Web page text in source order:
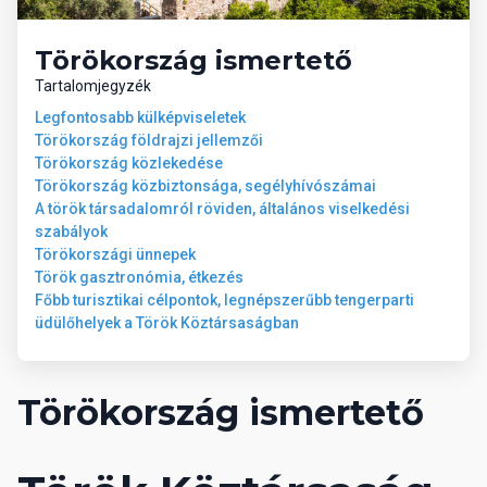
www.arsihotels.com
Wellness
● Török fürdő (hamam) € ● Szauna € ● Masszázs €
Általános információk
Repülőtértől való távolság: 120 km Legközelebbi város: Alanya (2
km) Tengerpart: homokos-aprókavicsos Tengerparttól való
távolság: 80 m Utolsó felújítás: 2018 Gyermekkedvezmény: 12.99
Törökország ismertető
Tartalomjegyzék
Legfontosabb külképviseletek
Törökország földrajzi jellemzői
Törökország közlekedése
Törökország közbiztonsága, segélyhívószámai
A török társadalomról röviden, általános viselkedési
szabályok
Törökországi ünnepek
Török gasztronómia, étkezés
Főbb turisztikai célpontok, legnépszerűbb tengerparti
üdülőhelyek a Török Köztársaságban
Törökország ismertető